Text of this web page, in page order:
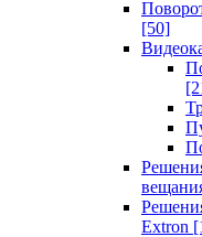
[50]
Extron